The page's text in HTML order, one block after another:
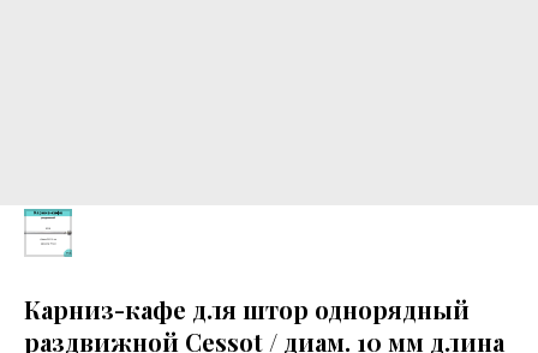
Карниз-кафе для штор однорядный
раздвижной Cessot / диам. 10 мм длина